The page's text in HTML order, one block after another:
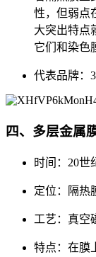
性，但弱点
大突出特点
它们和染色
代表品牌：
四、多层金属
时间：20世
定位：隔热
工艺：真空
特点：在膜